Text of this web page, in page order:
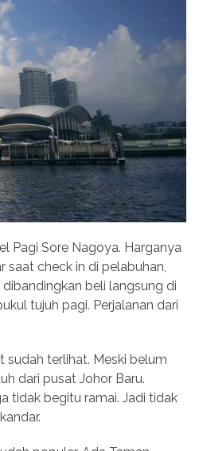
Pagi Sore Nagoya. Harganya
saat check in di pelabuhan,
beli langsung di
tujuh pagi. Perjalanan dari
sudah terlihat. Meski belum
dari pusat Johor Baru.
tidak begitu ramai. Jadi tidak